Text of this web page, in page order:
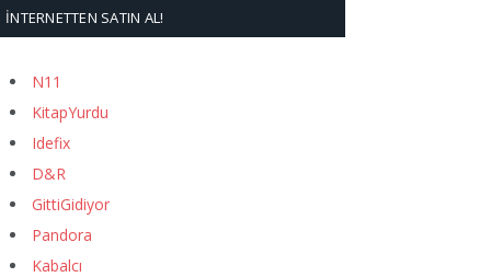
İNTERNETTEN SATIN AL!
N11
KitapYurdu
Idefix
D&R
GittiGidiyor
Pandora
Kabalcı